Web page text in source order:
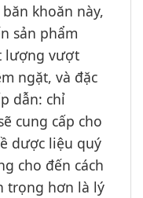
khoăn này,
sản phẩm
lượng vượt
ngặt, và đặc
dẫn: chỉ
cung cấp cho
dược liệu quý
cho đến cách
trọng hơn là lý